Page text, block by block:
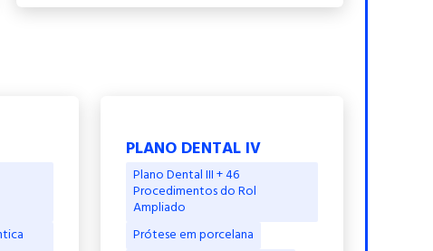
PLANO DENTAL IV
Plano Dental III + 46
Procedimentos do Rol
Ampliado
Prótese em porcelana